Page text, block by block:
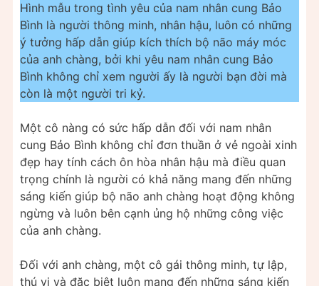
Hình mẫu trong tình yêu của nam nhân cung Bảo
Bình là người thông minh, nhân hậu, luôn có những
ý tưởng hấp dẫn giúp kích thích bộ não máy móc
của anh chàng, bởi khi yêu nam nhân cung Bảo
Bình không chỉ xem người ấy là người bạn đời mà
còn là một người tri kỷ.
Một cô nàng có sức hấp dẫn đối với nam nhân
cung Bảo Bình không chỉ đơn thuần ở vẻ ngoài xinh
đẹp hay tính cách ôn hòa nhân hậu mà điều quan
trọng chính là người có khả năng mang đến những
sáng kiến giúp bộ não anh chàng hoạt động không
ngừng và luôn bên cạnh ủng hộ những công việc
của anh chàng.
Đối với anh chàng, một cô gái thông minh, tự lập,
thú vị và đặc biệt luôn mang đến những sáng kiến